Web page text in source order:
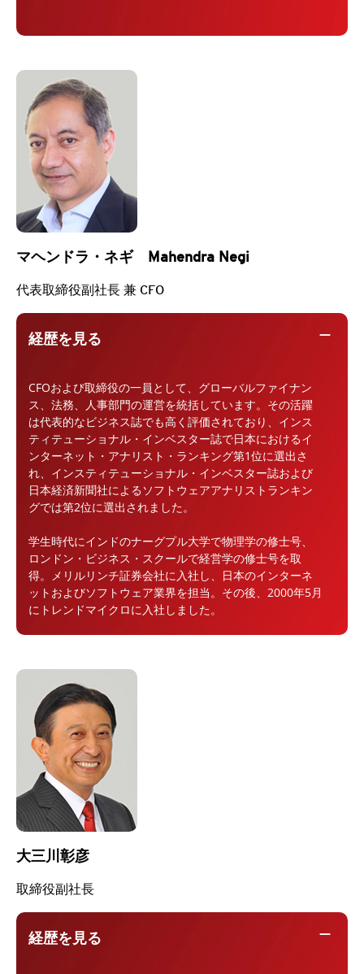
マヘンドラ・ネギ Mahendra Negi
代表取締役副社長 兼 CFO
経歴を見る remove
CFOおよび取締役の一員として、グローバルファイナン
ス、法務、人事部門の運営を統括しています。その活躍
は代表的なビジネス誌でも高く評価されており、インス
ティテューショナル・インベスター誌で日本におけるイ
ンターネット・アナリスト・ランキング第1位に選出さ
れ、インスティテューショナル・インベスター誌および
日本経済新聞社によるソフトウェアアナリストランキン
グでは第2位に選出されました。
学生時代にインドのナーグプル大学で物理学の修士号、
ロンドン・ビジネス・スクールで経営学の修士号を取
得。メリルリンチ証券会社に入社し、日本のインターネ
ットおよびソフトウェア業界を担当。その後、2000年5月
にトレンドマイクロに入社しました。
大三川彰彦
取締役副社長
経歴を見る remove